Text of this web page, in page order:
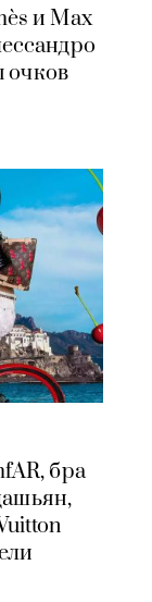
и Max
очков
бра